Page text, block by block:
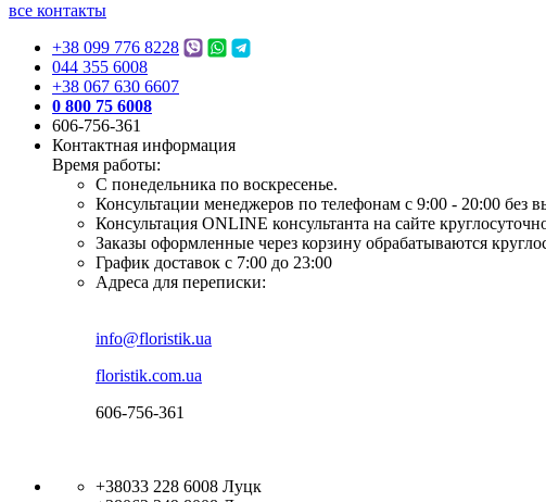
все контакты
+38 099 776 8228
044 355 6008
+38 067 630 6607
0 800 75 6008
606-756-361
Контактная информация
Время работы:
С понедельника по воскресенье.
Консультации менеджеров по телефонам с 9:00 - 20:00 без
Консультация ONLINE консультанта на сайте
Заказы оформленные через корзину обрабатываются
График доставок с 7:00 до 23:00
Адреса для переписки:
info@floristik.ua
floristik.com.ua
606-756-361
+38033 228 6008 Луцк